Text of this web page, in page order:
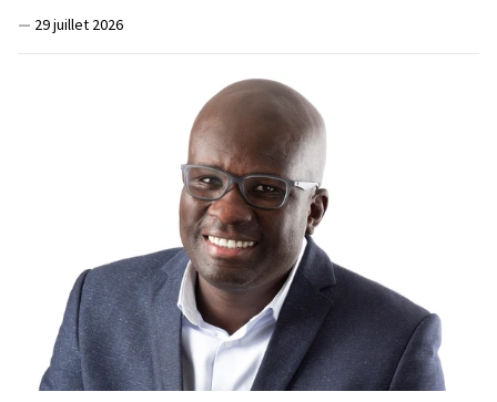
— 29 juillet 2026